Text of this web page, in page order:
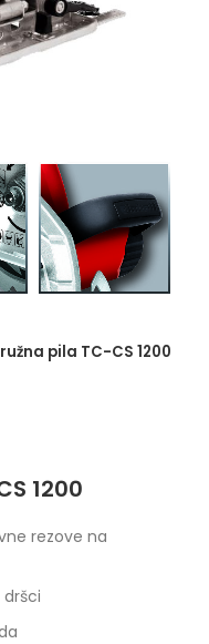
pila TC-CS 1200
1200
rezove na